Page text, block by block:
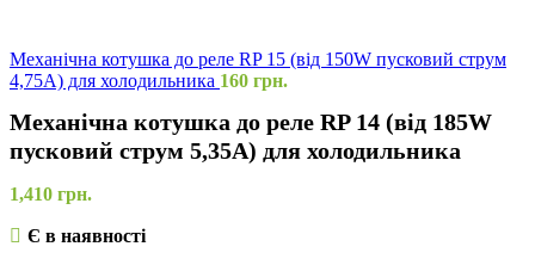
Механічна котушка до реле RP 15 (від 150W пусковий струм
4,75A) для холодильника 160 грн.
Механічна котушка до реле RP 14 (від 185W
пусковий струм 5,35A) для холодильника
1,410 грн.
Є в наявності